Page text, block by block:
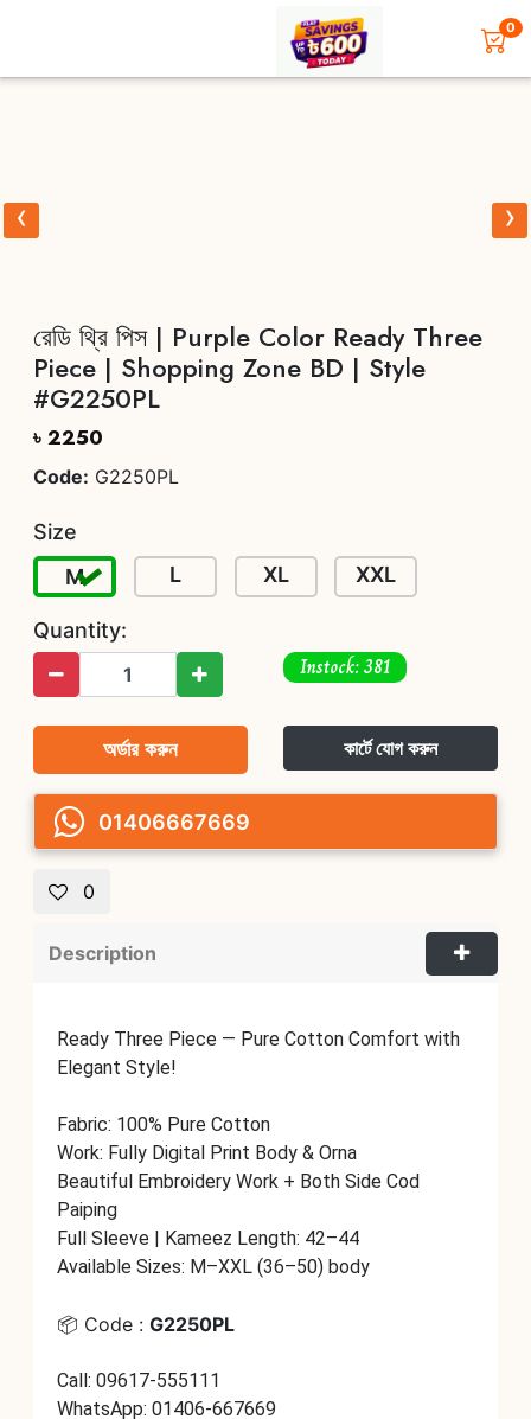
0
‹ ›
রেডি থ্রি পিস | Purple Color Ready Three
Piece | Shopping Zone BD | Style
#G2250PL
৳ 2250
Code: G2250PL
Size
M
L XL XXL
Quantity:
Instock: 381
অর্ডার করুন কার্টে যোগ করুন
01406667669
0
Description
Ready Three Piece — Pure Cotton Comfort with
Elegant Style!
Fabric: 100% Pure Cotton
Work: Fully Digital Print Body & Orna
Beautiful Embroidery Work + Both Side Cod
Paiping
Full Sleeve | Kameez Length: 42–44
Available Sizes: M–XXL (36–50) body
📦 Code : G2250PL
Call: 09617-555111
WhatsApp: 01406-667669